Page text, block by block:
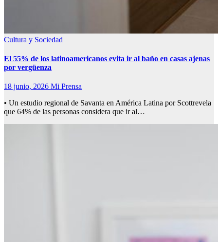
Cultura y Sociedad
El 55% de los latinoamericanos evita ir al baño en casas ajenas
por vergüenza
18 junio, 2026 Mi Prensa
• Un estudio regional de Savanta en América Latina por Scottrevela
que 64% de las personas considera que ir al…